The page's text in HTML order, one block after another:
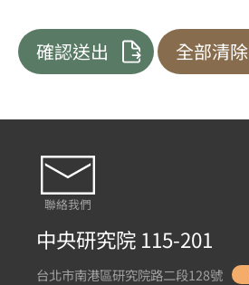
確認送出 全部清除
聯絡我們
中央研究院 115-201
台北市南港區研究院路二段128號